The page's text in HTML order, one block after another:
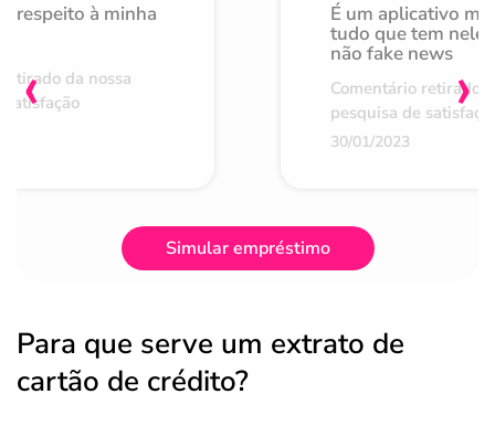
respeito à minha
da nossa
É um aplicativo
tudo que tem nele
não fake news
Comentário retirado
pesquisa de
30/01/2023
‹ ›
Simular empréstimo
Para que serve um extrato de
cartão de crédito?